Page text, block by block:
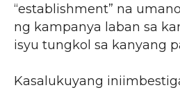
“establishment” na
ng kampanya laban sa
isyu tungkol sa kanyang
Kasalukuyang